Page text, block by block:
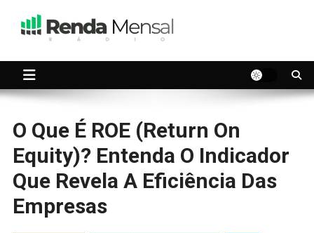
O Que É ROE (Return On
Equity)? Entenda O Indicador
Que Revela A Eficiência Das
Empresas